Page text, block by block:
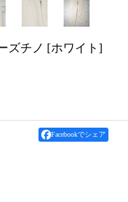
ズチノ [ホワイト ]
Facebookでシェア